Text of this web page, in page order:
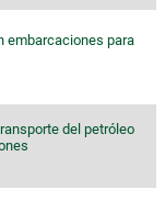
embarcaciones para
del petróleo